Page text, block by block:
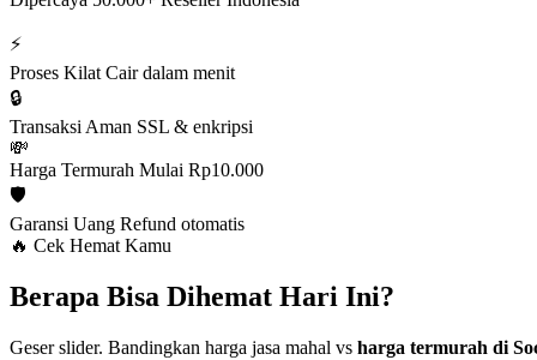
⚡
Proses Kilat Cair dalam menit
🔒
Transaksi Aman SSL & enkripsi
💸
Harga Termurah Mulai Rp10.000
🛡️
Garansi Uang Refund otomatis
🔥 Cek Hemat Kamu
Berapa Bisa Dihemat Hari Ini?
Geser slider. Bandingkan harga jasa mahal vs harga termurah di